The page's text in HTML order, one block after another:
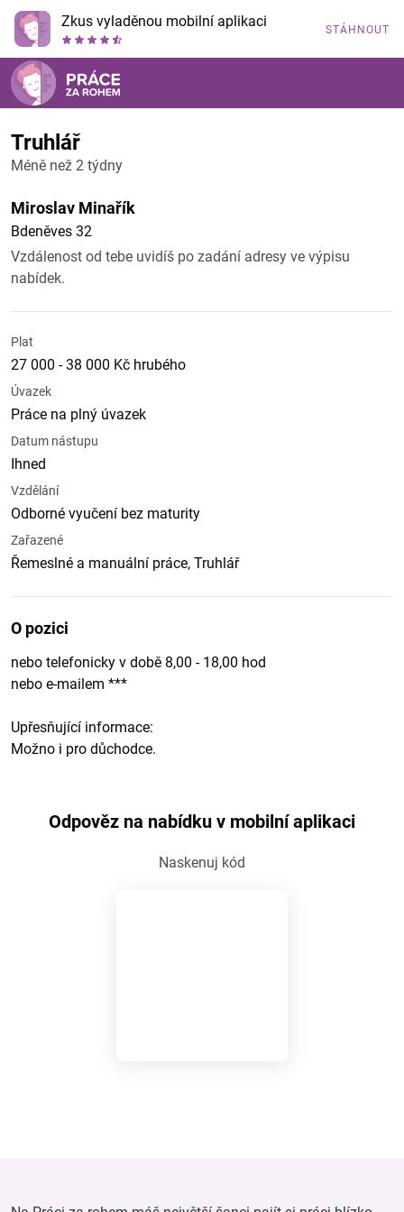
Zkus vyladěnou mobilní aplikaci STÁHNOUT
Truhlář
Méně než 2 týdny
Miroslav Minařík
Bdeněves 32
Vzdálenost od tebe uvidíš po zadání adresy ve výpisu
nabídek.
Plat
27 000 - 38 000 Kč hrubého
Úvazek
Práce na plný úvazek
Datum nástupu
Ihned
Vzdělání
Odborné vyučení bez maturity
Zařazené
Řemeslné a manuální práce, Truhlář
O pozici
nebo telefonicky v době 8,00 - 18,00 hod
nebo e-mailem ***
Upřesňující informace:
Možno i pro důchodce.
Odpověz na nabídku v mobilní aplikaci
Naskenuj kód